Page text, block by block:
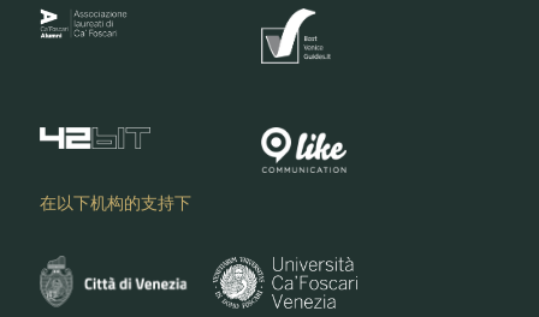
在以下机构的支持下